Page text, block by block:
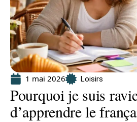
1 mai 2026 Loisirs
Pourquoi je suis
d’apprendre le